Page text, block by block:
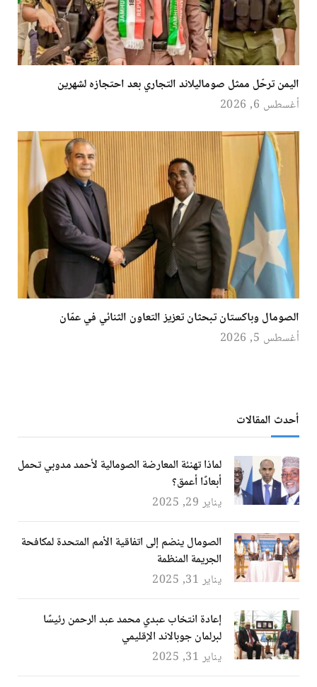
اليمن ترحّل ممثل صوماليلاند التجاري بعد احتجازه لشهرين
أغسطس 6, 2026
الصومال وباكستان تبحثان تعزيز التعاون الثنائي في عمّان
أغسطس 5, 2026
أحدث المقالات
لماذا تهنئة المعارضة الصومالية لأحمد مدوبي تحمل
أبعادًا أعمق؟
يناير 29, 2025
الصومال ينضم إلى اتفاقية الأمم المتحدة لمكافحة
الجريمة المنظمة
يناير 31, 2025
إعادة انتخاب عبدي محمد عبد الرحمن رئيسًا
لبرلمان جوبالاند الإقليمي
يناير 31, 2025